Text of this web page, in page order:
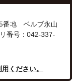
番地 ベルブ永山
番号：042-337-
ください。